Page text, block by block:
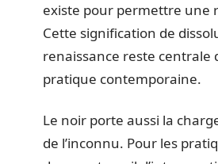
existe pour permettre une
Cette signification de
renaissance reste centrale
pratique contemporaine.
Le noir porte aussi la
de l’inconnu. Pour les